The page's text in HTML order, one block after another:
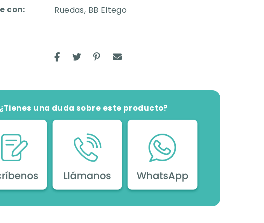
con: Ruedas, BB Eltego
¿Tienes una duda sobre este producto?